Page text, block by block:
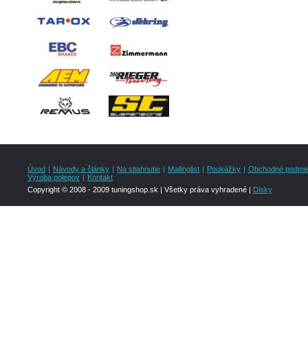
Úvod | Návody a články | Na stiahnutie | Mailinglist | Poukážky | Obchodné
Výroba polepov | Kontakt
Copyright © 2008 - 2009 tuningshop.sk | Všetky práva vyhradené | Disky